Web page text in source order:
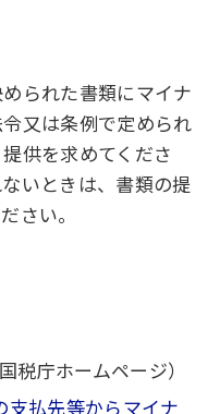
られた書類にマイナ
又は条例で定められ
供を求めてくださ
いときは、書類の提
さい。
税庁ホームページ）
支払先等からマイナ